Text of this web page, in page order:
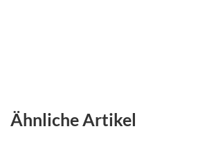
Ähnliche Artikel